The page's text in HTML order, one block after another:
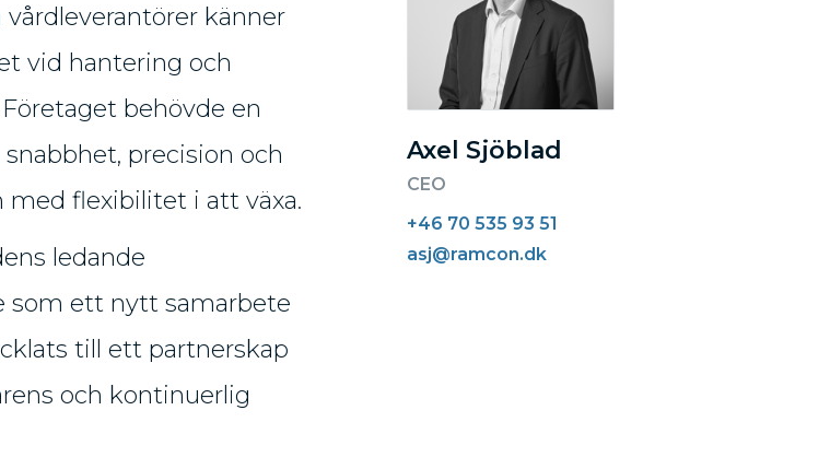
känner
vid hantering och
behövde en
precision och
flexibilitet i att växa.
ledande
som ett nytt samarbete
till ett partnerskap
och kontinuerlig
Axel Sjöblad
CEO
+46 70 535 93 51
asj@ramcon.dk